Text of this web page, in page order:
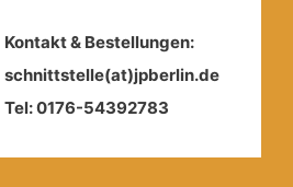
Kontakt & Bestellungen:
schnittstelle(at)jpberlin.de
Tel: 0176-54392783